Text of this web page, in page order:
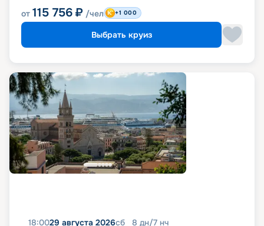
от 115 756 ₽ /чел +1 000
Выбрать круиз
18:0029 августа 2026сб 8 дн/7 нч